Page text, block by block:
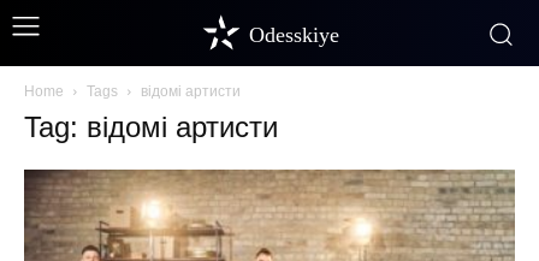
Odesskiye
Home Tags відомі артисти
Tag: відомі артисти